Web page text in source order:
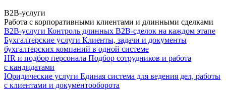
B2B-услуги
Работа с корпоративными клиентами и длинными сделками
B2B-услуги Контроль длинных B2B-сделок на каждом этапе
Бухгалтерские услуги Клиенты, задачи и документы
бухгалтерских компаний в одной системе
HR и подбор персонала Подбор сотрудников и работа
с кандидатами
Юридические услуги Единая система для ведения дел, работы
с клиентами и документооборота